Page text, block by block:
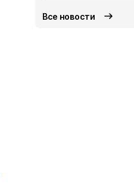
Все новости